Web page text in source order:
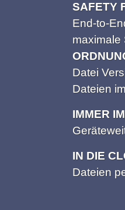
SAFETY
End-to-
maximale
Datei
Dateien
IMMER
IN DIE
Dateien